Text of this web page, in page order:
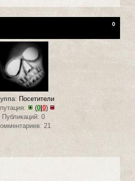
0
: Посетители
(0| 0)
Публикаций: 0
21